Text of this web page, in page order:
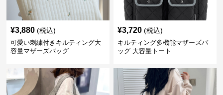
¥3,880 (税込)
可愛い刺繍付きキルティング大
容量マザーズバッグ
¥3,720 (税込)
キルティング多機能マザーズバ
ッグ 大容量トート